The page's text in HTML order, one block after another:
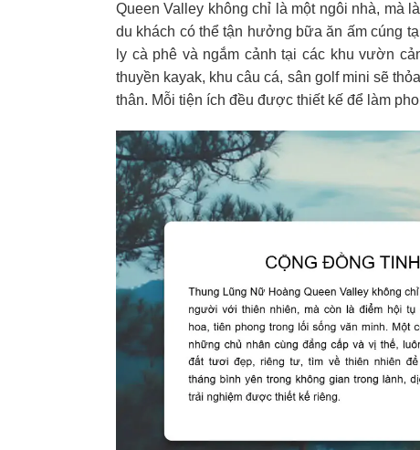
Queen Valley không chỉ là một ngôi nhà, mà
du khách có thể tận hưởng bữa ăn ấm cúng
ly cà phê và ngắm cảnh tại các khu vườn
thuyền kayak, khu câu cá, sân golf mini sẽ
thân. Mỗi tiện ích đều được thiết kế để làm